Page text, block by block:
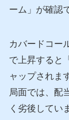
ーム」が確認
カバードコー
で上昇すると
ャップされま
局面では、配
く劣後してい